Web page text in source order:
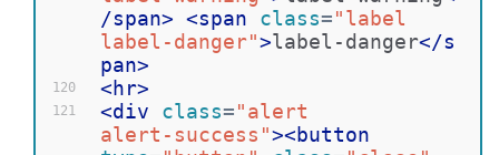
120
121
/span> <span class="label
label-danger">label-danger</s
pan>
<hr>
<div class="alert
alert-success"><button